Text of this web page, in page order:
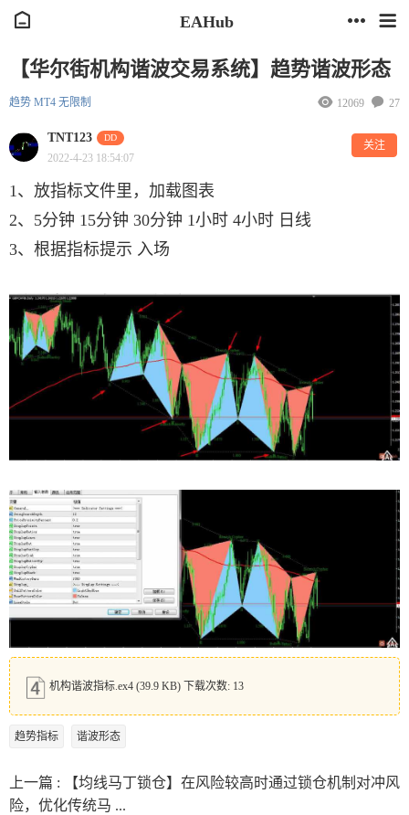
EAHub
【华尔街机构谐波交易系统】趋势谐波形态
趋势 MT4 无限制 27
12069
TNT123 DD
2022-4-23 18:54:07
关注
1、放指标文件里，加载图表
2、5分钟 15分钟 30分钟 1小时 4小时 日线
3、根据指标提示 入场
机构谐波指标.ex4 (39.9 KB) 下载次数: 13
趋势指标 谐波形态
上一篇 :
【均线马丁锁仓】在风险较高时通过锁仓机制对冲风
险，优化传统马 ...